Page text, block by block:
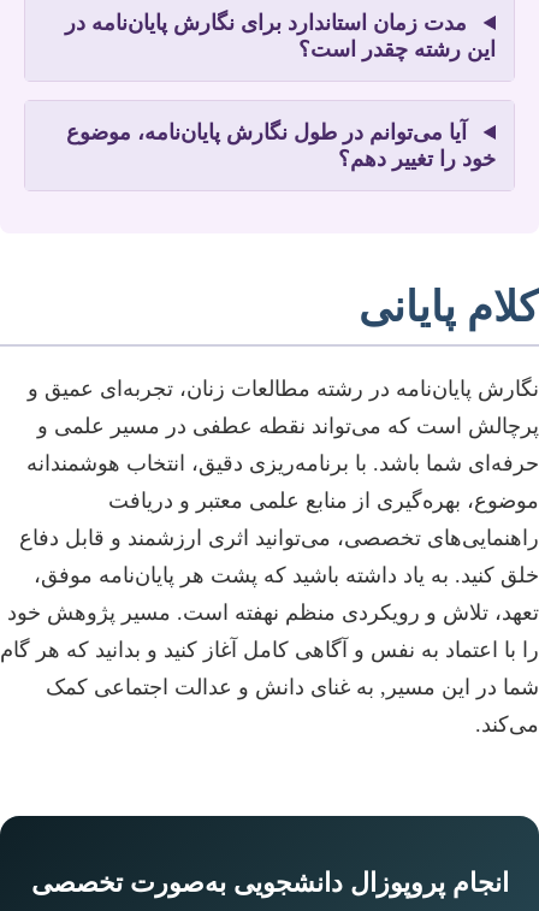
مدت زمان استاندارد برای نگارش پایان‌نامه در
این رشته چقدر است؟
آیا می‌توانم در طول نگارش پایان‌نامه، موضوع
خود را تغییر دهم؟
کلام پایانی
نگارش پایان‌نامه در رشته مطالعات زنان، تجربه‌ای عمیق و
پرچالش است که می‌تواند نقطه عطفی در مسیر علمی و
حرفه‌ای شما باشد. با برنامه‌ریزی دقیق، انتخاب هوشمندانه
موضوع، بهره‌گیری از منابع علمی معتبر و دریافت
راهنمایی‌های تخصصی، می‌توانید اثری ارزشمند و قابل دفاع
خلق کنید. به یاد داشته باشید که پشت هر پایان‌نامه موفق،
تعهد، تلاش و رویکردی منظم نهفته است. مسیر پژوهش خود
را با اعتماد به نفس و آگاهی کامل آغاز کنید و بدانید که هر گام
شما در این مسیر, به غنای دانش و عدالت اجتماعی کمک
می‌کند.
انجام پروپوزال دانشجویی به‌صورت تخصصی